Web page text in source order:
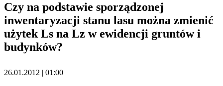
Czy na podstawie sporządzonej
inwentaryzacji stanu lasu można zmienić
użytek Ls na Lz w ewidencji gruntów i
budynków?
26.01.2012 | 01:00